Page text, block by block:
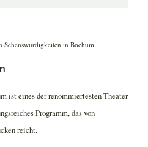
Sehenswürdigkeiten in Bochum.
ist eines der renommiertesten Theater
Programm, das von
reicht.